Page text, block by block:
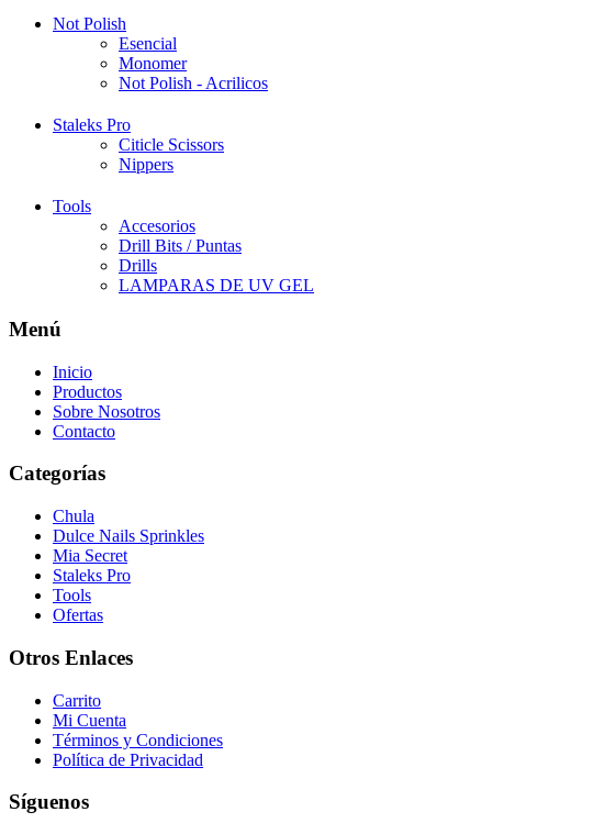
Not Polish
Esencial
Monomer
Not Polish - Acrilicos
Staleks Pro
Citicle Scissors
Nippers
Tools
Accesorios
Drill Bits / Puntas
Drills
LAMPARAS DE UV GEL
Menú
Inicio
Productos
Sobre Nosotros
Contacto
Categorías
Chula
Dulce Nails Sprinkles
Mia Secret
Staleks Pro
Tools
Ofertas
Otros Enlaces
Carrito
Mi Cuenta
Términos y Condiciones
Política de Privacidad
Síguenos